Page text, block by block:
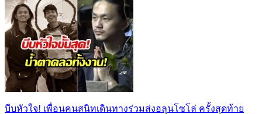
บีบหัวใจ! เพื่อนคนสนิทเดินทางร่วมส่งฮลุนโซโล่ ครั้งสุดท้าย